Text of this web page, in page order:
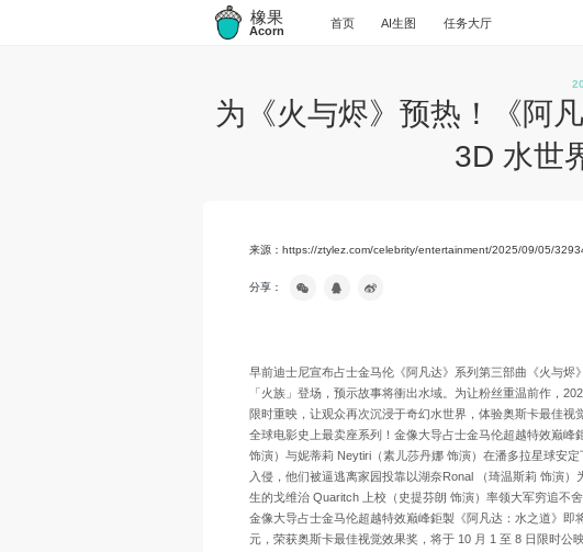
橡果
Acorn
首页 AI生图 任务大厅
为《火与烬》预热！《阿
3D 水世
来源：https://ztylez.com/celebrity/entertainment/2025/09/05/
分享：
早前迪士尼宣布占士金马伦《阿凡达》系列第三部曲《火与
「火族」登场，预示故事将衝出水域。为让粉丝重温前作，
限时重映，让观众再次沉浸于奇幻水世界，体验奥斯卡最佳视
全球电影史上最卖座系列！金像大导占士金马伦超越特效巅
饰演）与妮蒂莉 Neytiri（素儿莎丹娜 饰演）在潘多拉星球安
入侵，他们被逼逃离家园投靠以湖奈Ronal （琦温斯莉 饰演
生的戈维治 Quaritch 上校（史提芬朗 饰演）率领大军穷追不
金像大导占士金马伦超越特效巅峰鉅製《阿凡达：水之道》
元，荣获奥斯卡最佳视觉效果奖，将于 10 月 1 至 8 日限时公